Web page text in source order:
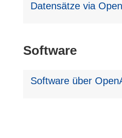
Datensätze via
Software
Software über